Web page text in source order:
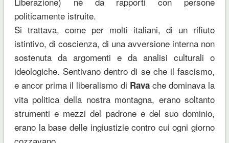
politicamente istruite.
Si trattava, come per molti italiani, di un rifiuto
istintivo, di coscienza, di una avversione interna non
sostenuta da argomenti e da analisi culturali o
ideologiche. Sentivano dentro di se che il fascismo,
e ancor prima il liberalismo di Ravache dominava la
vita politica della nostra montagna, erano soltanto
strumenti e mezzi del padrone e del suo dominio,
erano la base delle ingiustizie contro cui ogni giorno